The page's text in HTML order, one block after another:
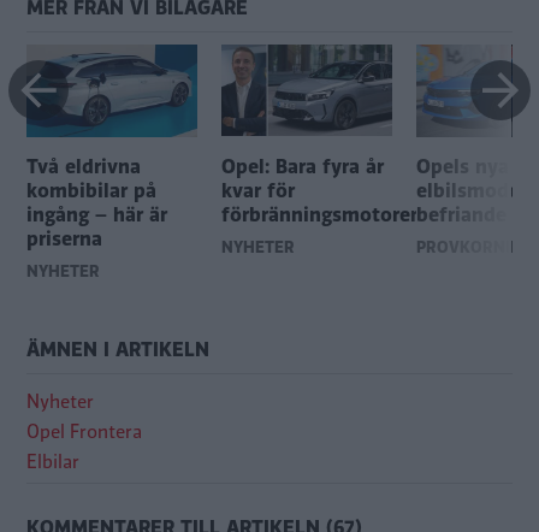
MER FRÅN VI BILÄGARE
Två eldrivna
kombibilar på
ingång – här är
priserna
NYHETER
Opel: Bara fyra år
kvar för
förbränningsmotorerna
NYHETER
Opels nya
elbilsmodell
befriande
PROVKÖRNING
ÄMNEN I ARTIKELN
Nyheter
Opel Frontera
Elbilar